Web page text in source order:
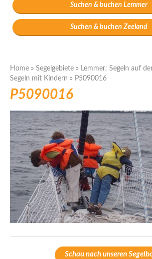
Suchen & buchen Lemmer
Suchen & buchen Zeeland
Home » Segelgebiete » Lemmer: Segeln auf
Segeln mit Kindern » P5090016
P5090016
Schau nach unseren